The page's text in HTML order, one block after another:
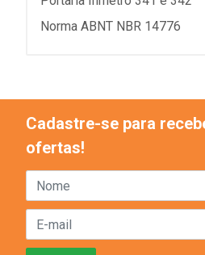
Norma ABNT NBR 14776
Cadastre-se para
ofertas!